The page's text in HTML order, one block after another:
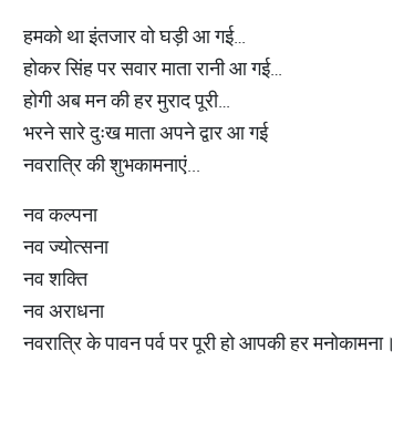
हमको था इंतजार वो घड़ी आ गई…
होकर सिंह पर सवार माता रानी आ गई…
होगी अब मन की हर मुराद पूरी…
भरने सारे दुःख माता अपने द्वार आ गई
नवरात्रि की शुभकामनाएं...
नव कल्पना
नव ज्योत्सना
नव शक्ति
नव अराधना
नवरात्रि के पावन पर्व पर पूरी हो आपकी हर मनोकामना।